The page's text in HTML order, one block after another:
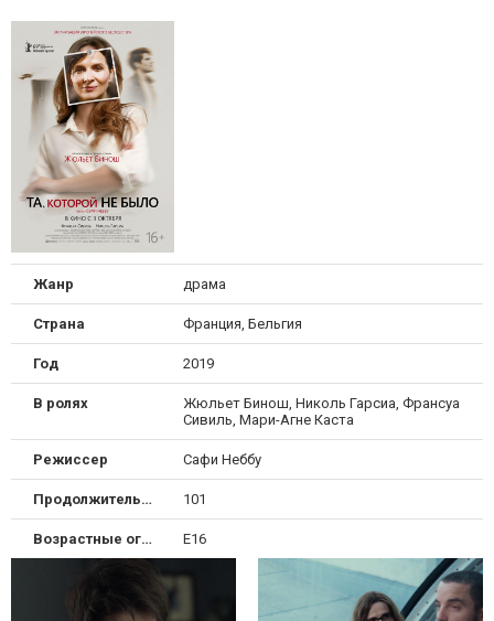
Жанр драма
Страна Франция, Бельгия
Год 2019
В ролях
Жюльет Бинош, Николь Гарсиа, Франсуа
Сивиль, Мари-Агне Каста
Режиссер Сафи Неббу
Продолжительность 101
Возрастные ограничения Е16